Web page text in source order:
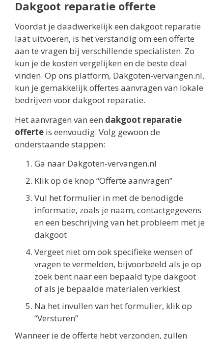
Dakgoot reparatie offerte
Voordat je daadwerkelijk een dakgoot reparatie
laat uitvoeren, is het verstandig om een offerte
aan te vragen bij verschillende specialisten. Zo
kun je de kosten vergelijken en de beste deal
vinden. Op ons platform, Dakgoten-vervangen.nl,
kun je gemakkelijk offertes aanvragen van lokale
bedrijven voor dakgoot reparatie.
Het aanvragen van een dakgoot reparatie
offerte is eenvoudig. Volg gewoon de
onderstaande stappen:
Ga naar Dakgoten-vervangen.nl
Klik op de knop “Offerte aanvragen”
Vul het formulier in met de benodigde
informatie, zoals je naam, contactgegevens
en een beschrijving van het probleem met je
dakgoot
Vergeet niet om ook specifieke wensen of
vragen te vermelden, bijvoorbeeld als je op
zoek bent naar een bepaald type dakgoot
of als je bepaalde materialen verkiest
Na het invullen van het formulier, klik op
“Versturen”
Wanneer je de offerte hebt verzonden, zullen